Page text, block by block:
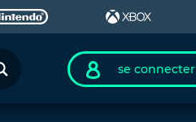
se connecter